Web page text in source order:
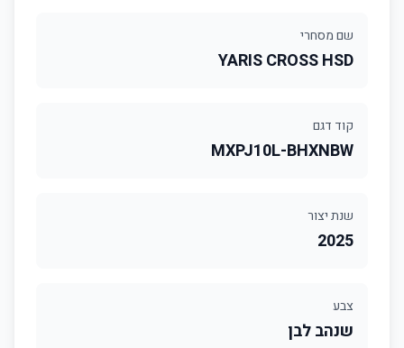
שם מסחרי
YARIS CROSS HSD
קוד דגם
MXPJ10L-BHXNBW
שנת יצור
2025
צבע
שנהב לבן